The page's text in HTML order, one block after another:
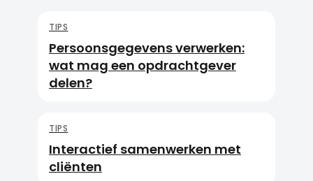
TIPS
Persoonsgegevens verwerken:
wat mag een opdrachtgever
delen?
TIPS
Interactief samenwerken met
cliënten